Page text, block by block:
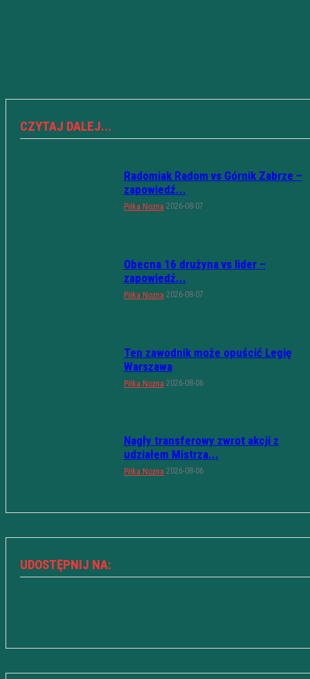
CZYTAJ DALEJ...
Radomiak Radom vs Górnik Zabrze –
zapowiedź...
Piłka Nożna 2026-08-07
Obecna 16 drużyna vs lider –
zapowiedź...
Piłka Nożna 2026-08-07
Ten zawodnik może opuścić Legię
Warszawa
Piłka Nożna 2026-08-06
Nagły transferowy zwrot akcji z
udziałem Mistrza...
Piłka Nożna 2026-08-06
UDOSTĘPNIJ NA: